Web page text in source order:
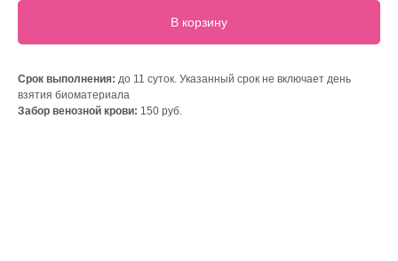
В корзину
Срок выполнения: до 11 суток. Указанный срок не включает день
взятия биоматериала
Забор венозной крови: 150 руб.